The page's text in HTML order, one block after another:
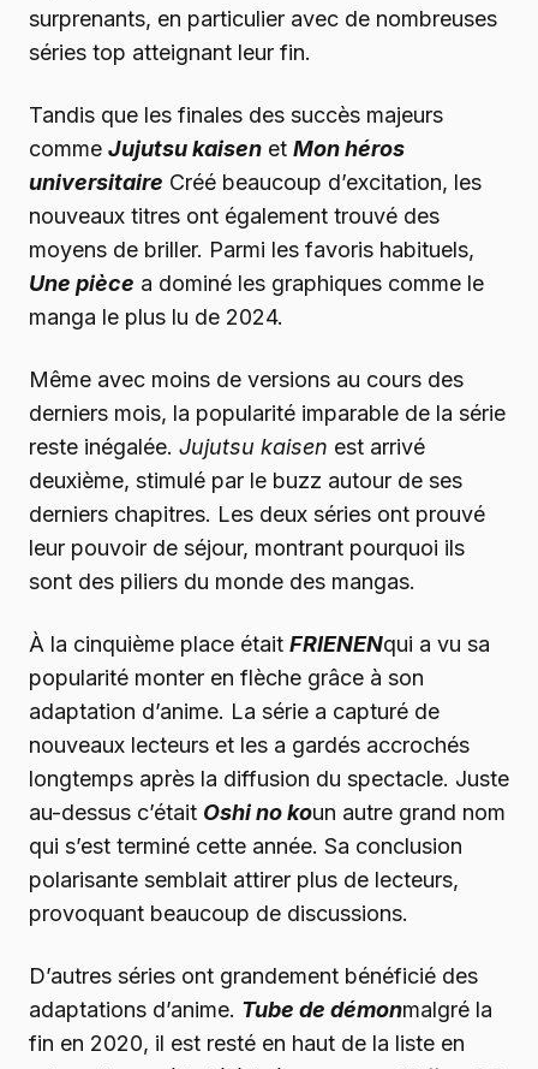
surprenants, en particulier avec de nombreuses
séries top atteignant leur fin.
Tandis que les finales des succès majeurs
comme Jujutsu kaisen et Mon héros
universitaire Créé beaucoup d’excitation, les
nouveaux titres ont également trouvé des
moyens de briller. Parmi les favoris habituels,
Une pièce a dominé les graphiques comme le
manga le plus lu de 2024.
Même avec moins de versions au cours des
derniers mois, la popularité imparable de la série
reste inégalée. Jujutsu kaisen est arrivé
deuxième, stimulé par le buzz autour de ses
derniers chapitres. Les deux séries ont prouvé
leur pouvoir de séjour, montrant pourquoi ils
sont des piliers du monde des mangas.
À la cinquième place était FRIENENqui a vu sa
popularité monter en flèche grâce à son
adaptation d’anime. La série a capturé de
nouveaux lecteurs et les a gardés accrochés
longtemps après la diffusion du spectacle. Juste
au-dessus c’était Oshi no koun autre grand nom
qui s’est terminé cette année. Sa conclusion
polarisante semblait attirer plus de lecteurs,
provoquant beaucoup de discussions.
D’autres séries ont grandement bénéficié des
adaptations d’anime. Tube de démonmalgré la
fin en 2020, il est resté en haut de la liste en